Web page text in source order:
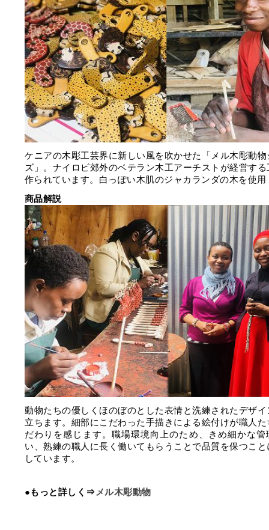
ケニアの木彫工芸界に新しい風を吹かせた「メル木彫動
ズ」。ナイロビ郊外のベテラン木工アーチストが経営す
作られています。白っぽい木肌のジャカランダの木を使用
商品解説
動物たちの優しくほのぼのとした表情と洗練されたデザ
立ちます。細部にこだわった手描きによる絵付けが職人
だわりを感じます。職場環境向上のため、きめ細かな管
い、熟練の職人に長く働いてもらうことで品質を保つこ
しています。
●もっと詳しく⇒ メル木彫動物